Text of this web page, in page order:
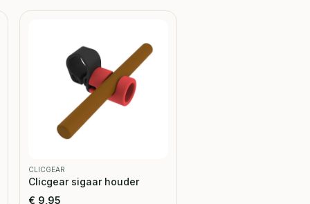
CLICGEAR
Clicgear sigaar houder
€ 9,95